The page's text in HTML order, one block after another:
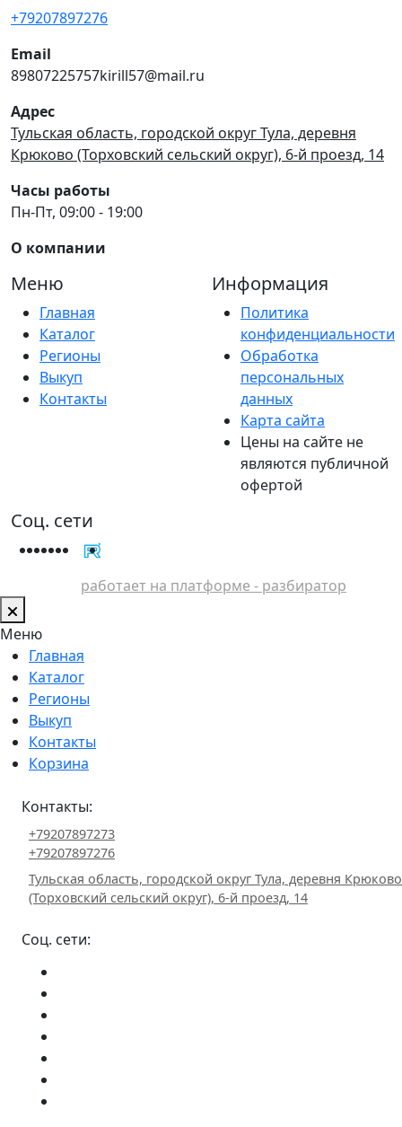
+79207897276
Email
89807225757kirill57@mail.ru
Адрес
Тульская область, городской округ Тула, деревня
Крюково (Торховский сельский округ), 6-й проезд, 14
Часы работы
Пн-Пт, 09:00 - 19:00
О компании
Меню
Главная
Каталог
Регионы
Выкуп
Контакты
Информация
Политика
конфиденциальности
Обработка
персональных
данных
Карта сайта
Цены на сайте не
являются публичной
офертой
Соц. сети
работает на платформе - разбиратор
Меню
Главная
Каталог
Регионы
Выкуп
Контакты
Корзина
Контакты:
+79207897273
+79207897276
Тульская область, городской округ Тула, деревня Крюково
(Торховский сельский округ), 6-й проезд, 14
Соц. сети: